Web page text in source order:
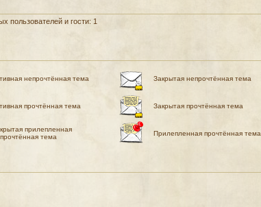
пользователей и гости: 1
непрочтённая тема Закрытая непрочтённая тема
прочтённая тема Закрытая прочтённая тема
прилепленная
тема
Прилепленная прочтённая тема